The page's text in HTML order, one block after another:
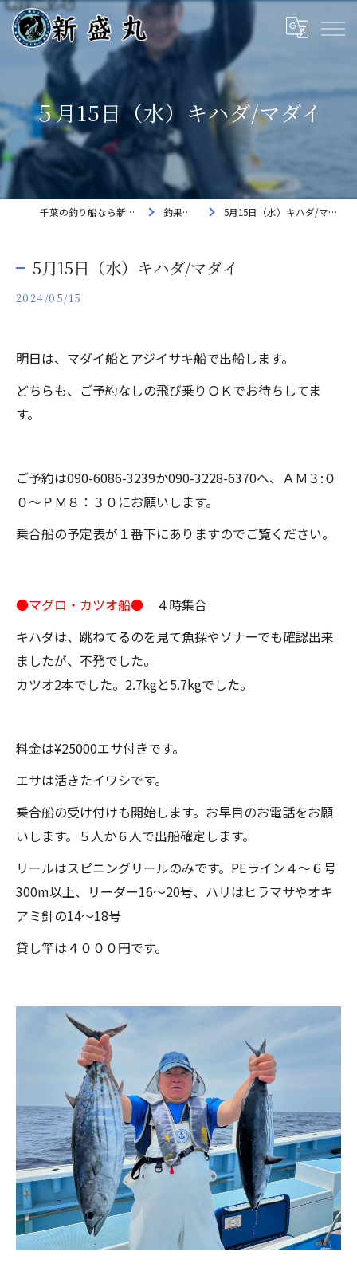
５月15日（水）キハダ/マダイ
千葉の釣り船なら新盛丸 釣果速報 5月15日（水）キハダ/マダイ
5月15日（水）キハダ/マダイ
2024/05/15
明日は、マダイ船とアジイサキ船で出船します。
どちらも、ご予約なしの飛び乗りＯＫでお待ちしてま
す。
ご予約は090-6086-3239か090-3228-6370へ、ＡＭ３:０
０～ＰＭ８：３０にお願いします。
乗合船の予定表が１番下にありますのでご覧ください。
●マグロ・カツオ船● ４時集合
キハダは、跳ねてるのを見て魚探やソナーでも確認出来
ましたが、不発でした。
カツオ2本でした。2.7kgと5.7kgでした。
料金は¥25000エサ付きです。
エサは活きたイワシです。
乗合船の受け付けも開始します。お早目のお電話をお願
いします。５人か６人で出船確定します。
リールはスピニングリールのみです。PEライン４～６号
300m以上、リーダー16～20号、ハリはヒラマサやオキ
アミ針の14～18号
貸し竿は４０００円です。